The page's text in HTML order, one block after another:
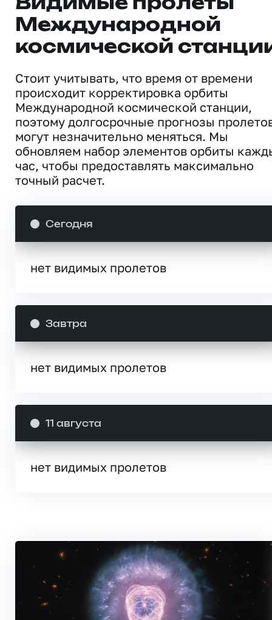
Видимые пролеты
Международной
космической
Стоит учитывать, что время от времени
происходит корректировка орбиты
Международной космической станции,
поэтому долгосрочные прогнозы
могут незначительно меняться. Мы
обновляем набор элементов орбиты
час, чтобы предоставлять максимально
точный расчет.
Сегодня
нет видимых пролетов
Завтра
нет видимых пролетов
11 августа
нет видимых пролетов